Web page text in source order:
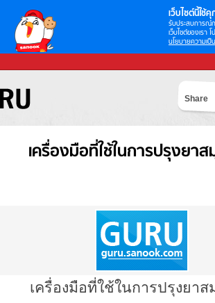
เว็บไซต์นี้ใช้คุ
รับประสบการณ์
เว็บไซต์ของเรา
นโยบายความเป็
Share
เครื่องมือที่ใช้ในการปรุงยาส
เครื่องมือที่ใช้ในการปรุงยาส